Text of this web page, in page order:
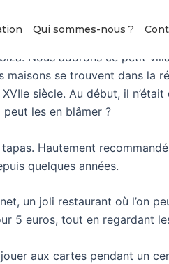
Qui sommes-nous ?
Nous adorons ce petit
se trouvent dans la
siècle. Au début, il
les en blâmer ?
Hautement
quelques années.
un joli restaurant où l’on
5 euros, tout en regardant
aux cartes pendant un